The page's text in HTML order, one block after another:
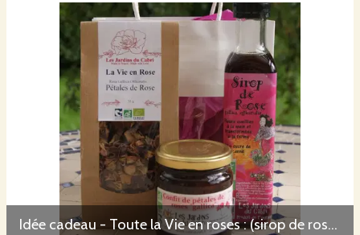
Idée cadeau - Toute la Vie en roses : (sirop de rose - confit de pétales de rose - tisane la Vie en Roses)